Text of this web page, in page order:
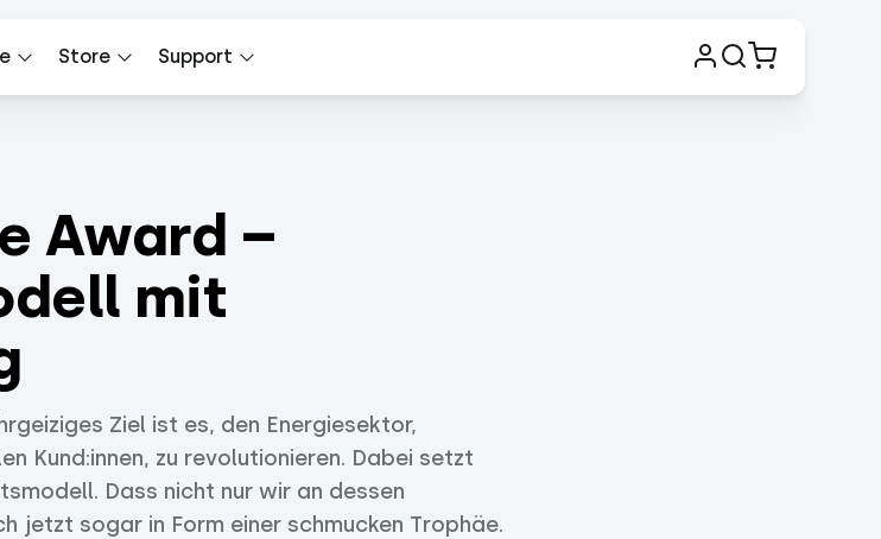
Store Support
Award –
mit
Ziel ist es, den Energiesektor,
Kund:innen, zu revolutionieren. Dabei setzt
Dass nicht nur wir an dessen
jetzt sogar in Form einer schmucken Trophäe.